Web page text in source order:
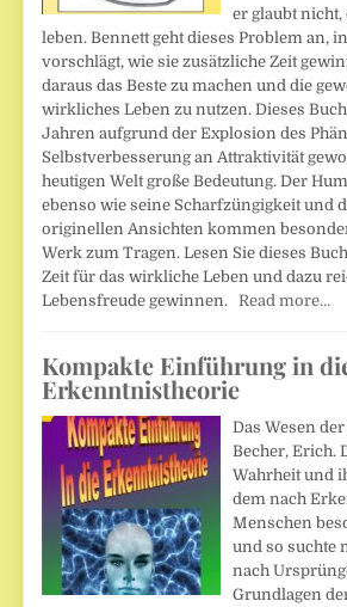
er glaubt
leben. Bennett geht dieses Problem an,
vorschlägt, wie sie zusätzliche Zeit
daraus das Beste zu machen und die
wirkliches Leben zu nutzen. Dieses
Jahren aufgrund der Explosion des
Selbstverbesserung an Attraktivität
heutigen Welt große Bedeutung. Der
ebenso wie seine Scharfzüngigkeit und
originellen Ansichten kommen
Werk zum Tragen. Lesen Sie dieses
Zeit für das wirkliche Leben und dazu
Lebensfreude gewinnen. Read more…
Kompakte Einführung in
Erkenntnistheorie
Das Wesen
Becher, Erich.
Wahrheit und
dem nach
Menschen
und so suchte
nach
Grundlagen